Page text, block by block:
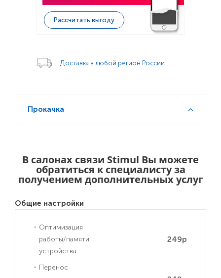
Рассчитать выгоду
Доставка в любой регион России
Прокачка
В салонах связи Stimul Вы можете
обратиться к специалисту за
получением дополнительных услуг
Общие настройки
Оптимизация
работы/памяти
устройства
249р
Перенос